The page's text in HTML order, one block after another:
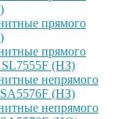
прямого
прямого
(НЗ)
непрямого
(НЗ)
непрямого